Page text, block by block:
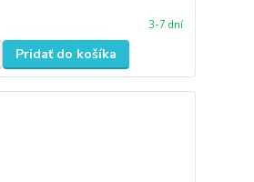
3-7 dní
Pridať do košíka